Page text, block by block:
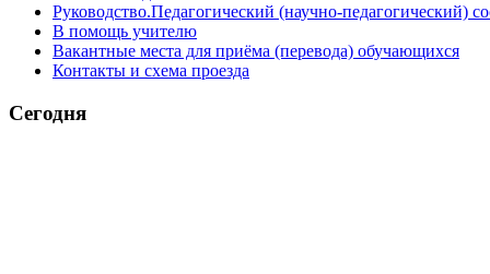
Руководство.Педагогический (научно-педагогический)
В помощь учителю
Вакантные места для приёма (перевода) обучающихся
Контакты и схема проезда
Сегодня